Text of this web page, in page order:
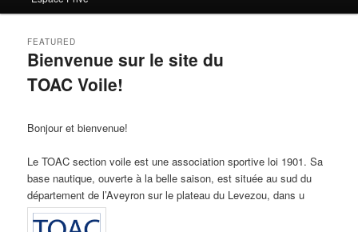
Bienvenue sur le site du
TOAC Voile!
FEATURED
Bonjour et bienvenue!
Le TOAC section voile est une association sportive loi 1901. Sa
base nautique, ouverte à la belle saison, est située au sud du
département de l’Aveyron sur le plateau du Levezou, dans u